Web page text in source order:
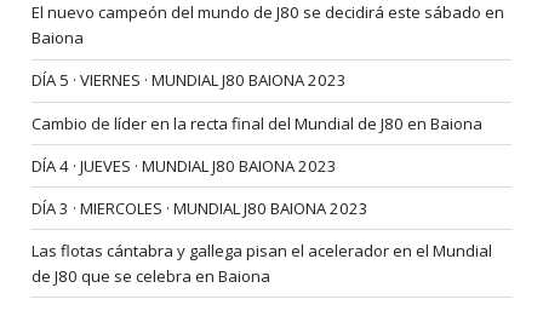
El nuevo campeón del mundo de J80 se decidirá este sábado en
Baiona
DÍA 5 · VIERNES · MUNDIAL J80 BAIONA 2023
Cambio de líder en la recta final del Mundial de J80 en Baiona
DÍA 4 · JUEVES · MUNDIAL J80 BAIONA 2023
DÍA 3 · MIERCOLES · MUNDIAL J80 BAIONA 2023
Las flotas cántabra y gallega pisan el acelerador en el Mundial
de J80 que se celebra en Baiona